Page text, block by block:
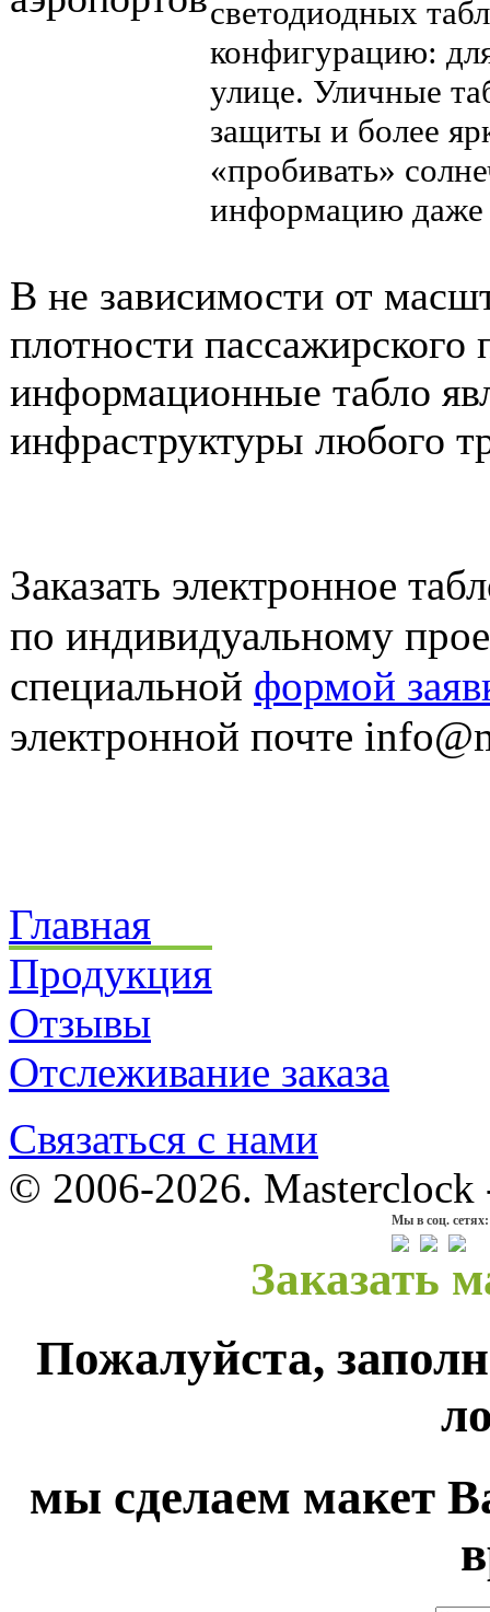
светодиодных
конфигурацию:
улице. Уличные
защиты и более
«пробивать»
информацию даже
В не зависимости от
плотности пассажирского
информационные табло
инфраструктуры любого
Заказать электронное
по индивидуальному
специальной формой
электронной почте
Главная
Продукция
Отзывы
Отслеживание заказа
Связаться с нами
© 2006-2026.
Мы в соц. сетях:
Заказать
Пожалуйста,
мы сделаем макет